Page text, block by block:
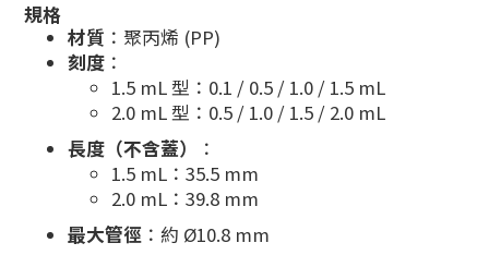
規格
材質 ：聚丙烯 (PP)
刻度 ：
1.5 mL 型：0.1 / 0.5 / 1.0 / 1.5 mL
2.0 mL 型：0.5 / 1.0 / 1.5 / 2.0 mL
長度（不含蓋）
：
1.5 mL：35.5 mm
2.0 mL：39.8 mm
最大管徑 ：約 Ø10.8 mm